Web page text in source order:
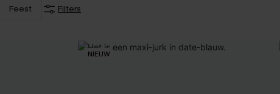
Feest Filters
NIEUW